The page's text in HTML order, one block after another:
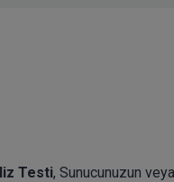
Testi, Sunucunuzun